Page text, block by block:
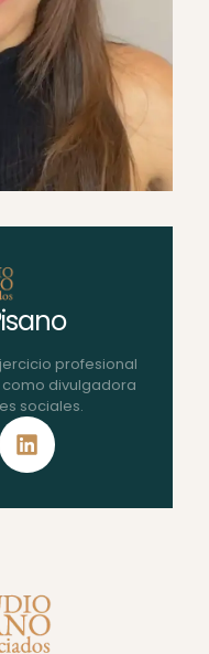
profesional
divulgadora
sociales.